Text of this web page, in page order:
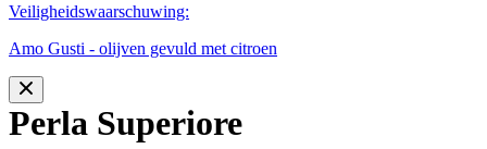
Veiligheidswaarschuwing:
Amo Gusti - olijven gevuld met citroen
Perla Superiore